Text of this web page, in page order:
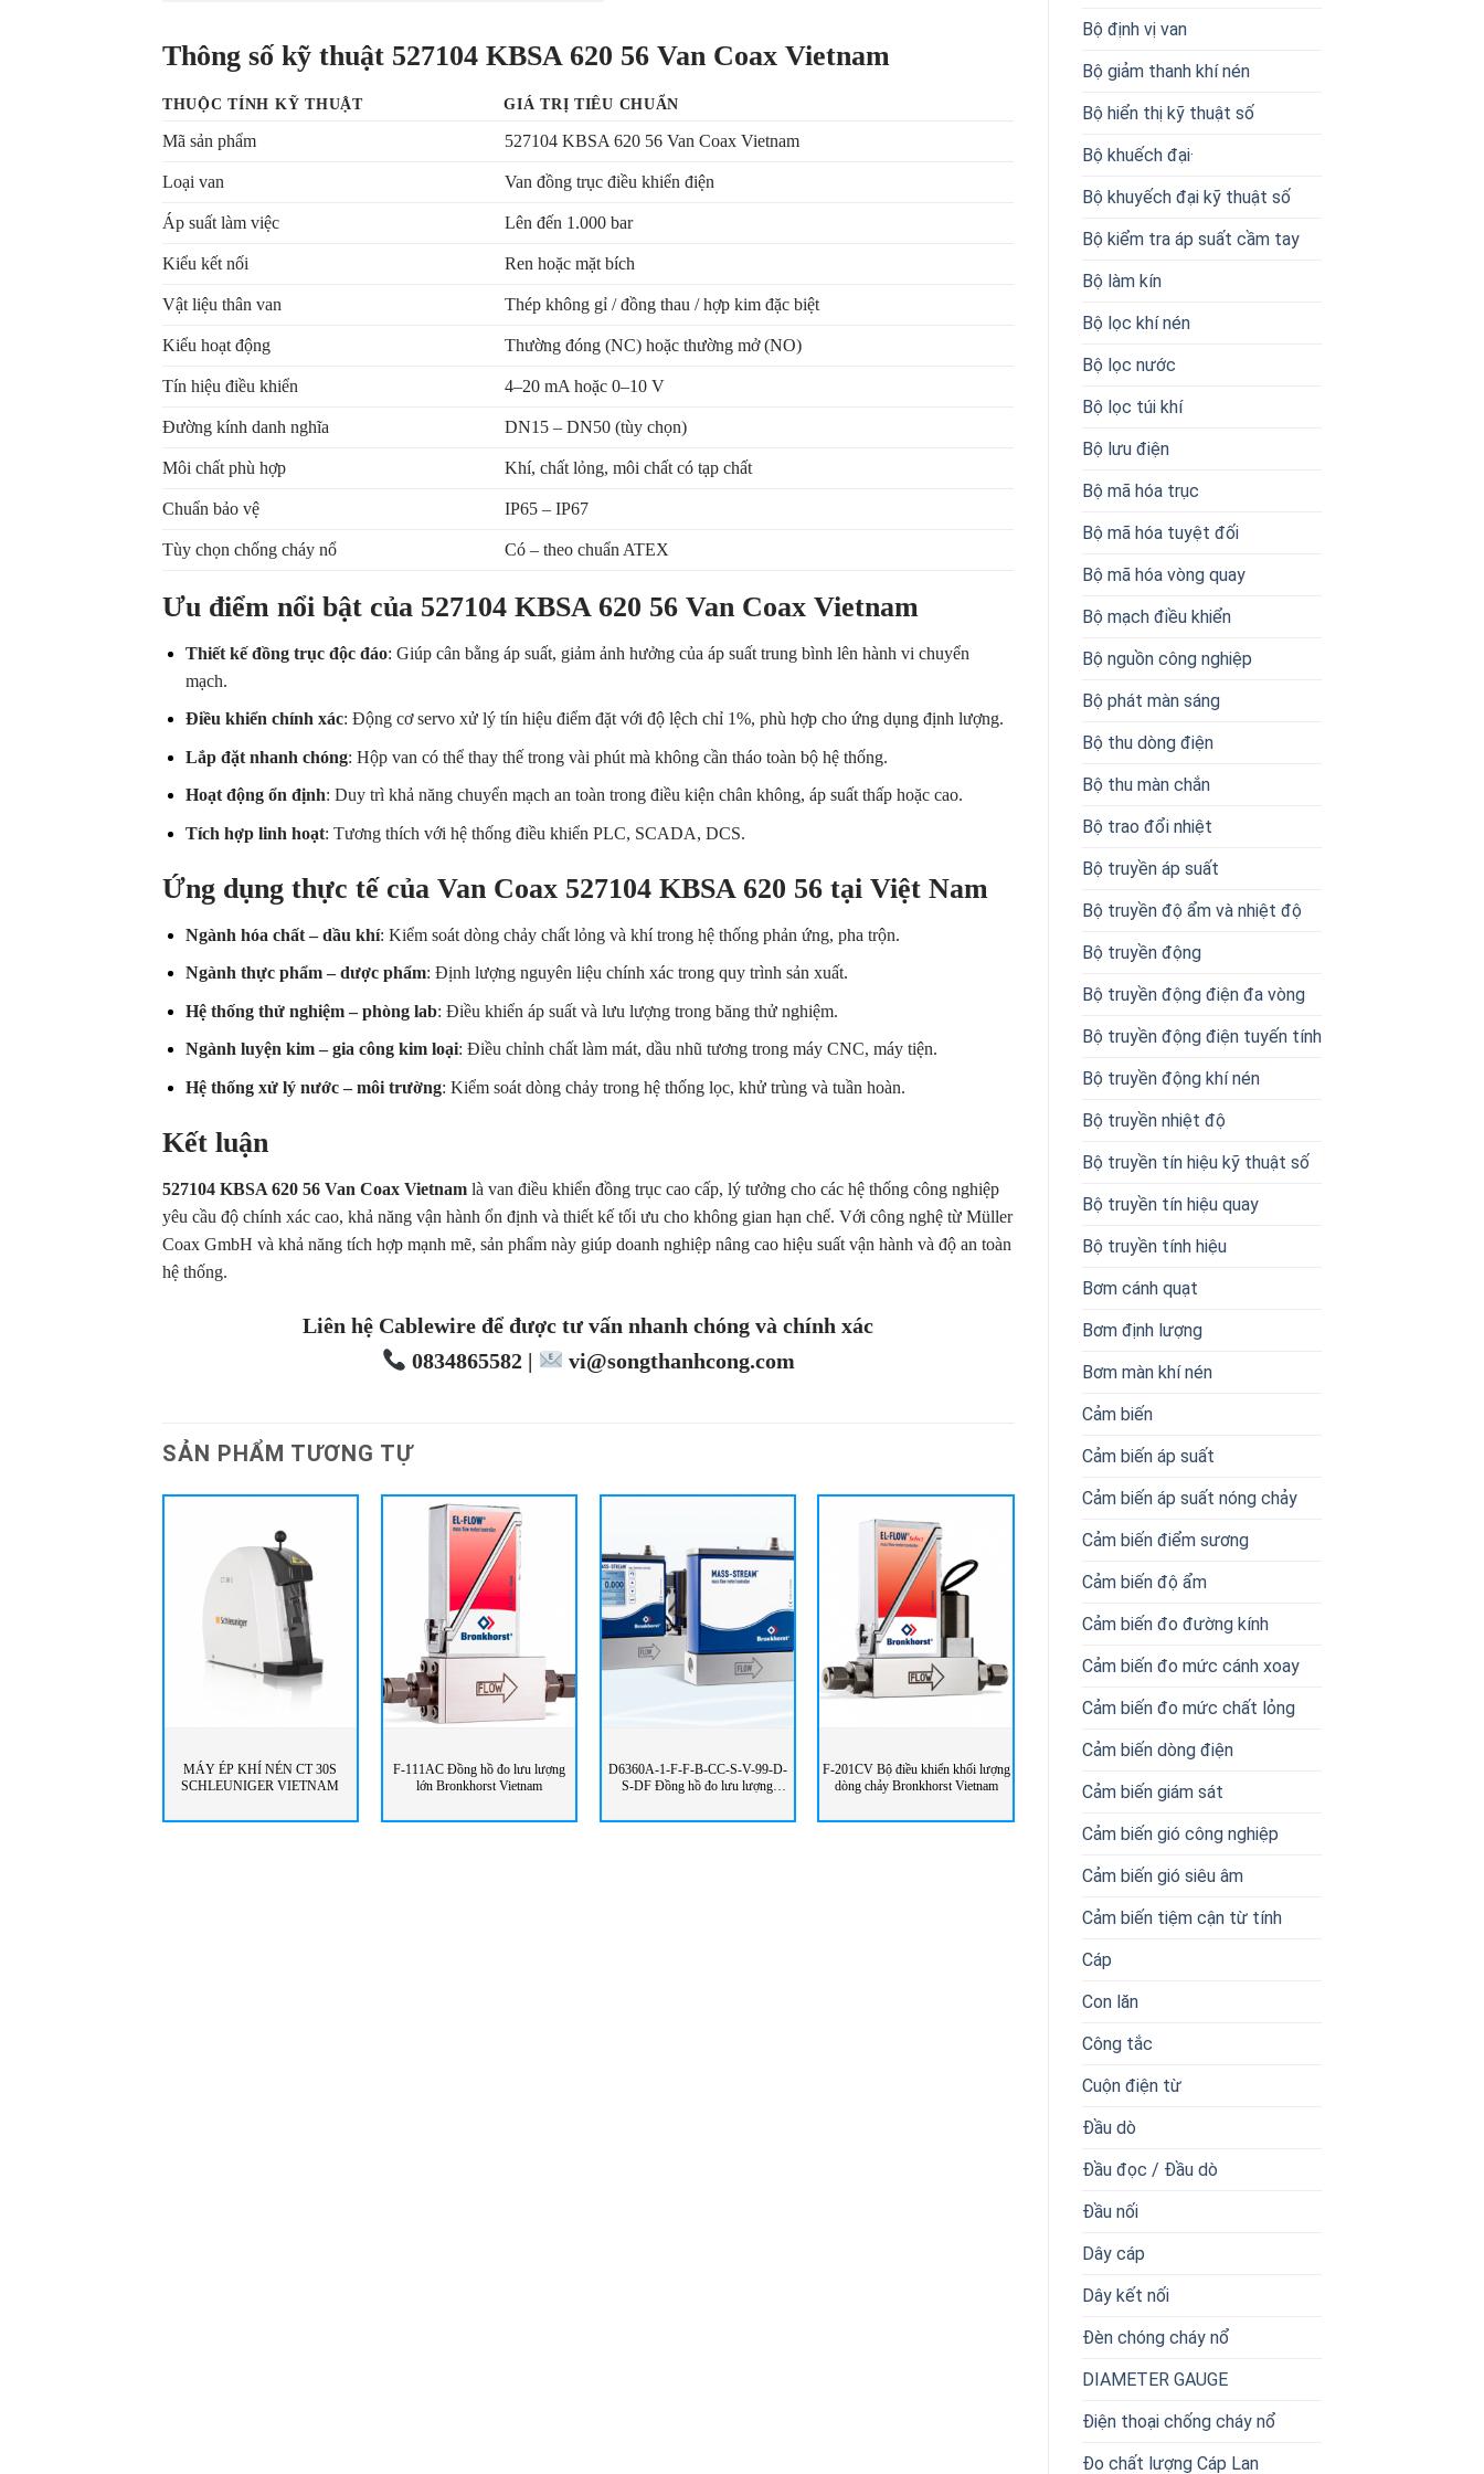
Bộ định vị van
Bộ giảm thanh khí nén
Bộ hiển thị kỹ thuật số
Bộ khuếch đại·
Bộ khuyếch đại kỹ thuật số
Bộ kiểm tra áp suất cầm tay
Bộ làm kín
Bộ lọc khí nén
Bộ lọc nước
Bộ lọc túi khí
Bộ lưu điện
Bộ mã hóa trục
Bộ mã hóa tuyệt đối
Bộ mã hóa vòng quay
Bộ mạch điều khiển
Bộ nguồn công nghiệp
Bộ phát màn sáng
Bộ thu dòng điện
Bộ thu màn chắn
Bộ trao đổi nhiệt
Bộ truyền áp suất
Bộ truyền độ ẩm và nhiệt độ
Bộ truyền động
Bộ truyền động điện đa vòng
Bộ truyền động điện tuyến tính
Bộ truyền động khí nén
Bộ truyền nhiệt độ
Bộ truyền tín hiệu kỹ thuật số
Bộ truyền tín hiệu quay
Bộ truyền tính hiệu
Bơm cánh quạt
Bơm định lượng
Bơm màn khí nén
Cảm biến
Cảm biến áp suất
Cảm biến áp suất nóng chảy
Cảm biến điểm sương
Cảm biến độ ẩm
Cảm biến đo đường kính
Cảm biến đo mức cánh xoay
Cảm biến đo mức chất lỏng
Cảm biến dòng điện
Cảm biến giám sát
Cảm biến gió công nghiệp
Cảm biến gió siêu âm
Cảm biến tiệm cận từ tính
Cáp
Con lăn
Công tắc
Cuộn điện từ
Đầu dò
Đầu đọc / Đầu dò
Đầu nối
Dây cáp
Dây kết nối
Đèn chóng cháy nổ
DIAMETER GAUGE
Điện thoại chống cháy nổ
Đo chất lượng Cáp Lan
Thông số kỹ thuật 527104 KBSA 620 56 Van Coax Vietnam
THUỘC TÍNH KỸ THUẬT GIÁ TRỊ TIÊU CHUẨN
Mã sản phẩm 527104 KBSA 620 56 Van Coax Vietnam
Loại van Van đồng trục điều khiển điện
Áp suất làm việc Lên đến 1.000 bar
Kiểu kết nối Ren hoặc mặt bích
Vật liệu thân van Thép không gỉ / đồng thau / hợp kim đặc biệt
Kiểu hoạt động Thường đóng (NC) hoặc thường mở (NO)
Tín hiệu điều khiển 4–20 mA hoặc 0–10 V
Đường kính danh nghĩa DN15 – DN50 (tùy chọn)
Môi chất phù hợp Khí, chất lỏng, môi chất có tạp chất
Chuẩn bảo vệ IP65 – IP67
Tùy chọn chống cháy nổ Có – theo chuẩn ATEX
Ưu điểm nổi bật của 527104 KBSA 620 56 Van Coax Vietnam
Thiết kế đồng trục độc đáo: Giúp cân bằng áp suất, giảm ảnh hưởng của áp suất trung bình lên hành vi chuyển
mạch.
Điều khiển chính xác: Động cơ servo xử lý tín hiệu điểm đặt với độ lệch chỉ 1%, phù hợp cho ứng dụng định lượng.
Lắp đặt nhanh chóng: Hộp van có thể thay thế trong vài phút mà không cần tháo toàn bộ hệ thống.
Hoạt động ổn định: Duy trì khả năng chuyển mạch an toàn trong điều kiện chân không, áp suất thấp hoặc cao.
Tích hợp linh hoạt: Tương thích với hệ thống điều khiển PLC, SCADA, DCS.
Ứng dụng thực tế của Van Coax 527104 KBSA 620 56 tại Việt Nam
Ngành hóa chất – dầu khí: Kiểm soát dòng chảy chất lỏng và khí trong hệ thống phản ứng, pha trộn.
Ngành thực phẩm – dược phẩm: Định lượng nguyên liệu chính xác trong quy trình sản xuất.
Hệ thống thử nghiệm – phòng lab: Điều khiển áp suất và lưu lượng trong băng thử nghiệm.
Ngành luyện kim – gia công kim loại: Điều chỉnh chất làm mát, dầu nhũ tương trong máy CNC, máy tiện.
Hệ thống xử lý nước – môi trường: Kiểm soát dòng chảy trong hệ thống lọc, khử trùng và tuần hoàn.
Kết luận
527104 KBSA 620 56 Van Coax Vietnam là van điều khiển đồng trục cao cấp, lý tưởng cho các hệ thống công nghiệp
yêu cầu độ chính xác cao, khả năng vận hành ổn định và thiết kế tối ưu cho không gian hạn chế. Với công nghệ từ Müller
Coax GmbH và khả năng tích hợp mạnh mẽ, sản phẩm này giúp doanh nghiệp nâng cao hiệu suất vận hành và độ an toàn
hệ thống.
Liên hệ Cablewire để được tư vấn nhanh chóng và chính xác
0834865582 |
vi@songthanhcong.com
SẢN PHẨM TƯƠNG TỰ
MÁY ÉP KHÍ NÉN CT 30S
SCHLEUNIGER VIETNAM
F-111AC Đồng hồ đo lưu lượng
lớn Bronkhorst Vietnam
D6360A-1-F-F-B-CC-S-V-99-D-
S-DF Đồng hồ đo lưu lượng
F-201CV Bộ điều khiển khối lượng
dòng chảy Bronkhorst Vietnam
điều khiển khối lượng dòng chảy
Bronkhorst Vietnam